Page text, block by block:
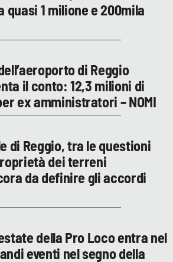
quasi 1 milione e 200mila
di Reggio
il conto: 12,3 milioni di
ex amministratori – NOMI
di Reggio, tra le questioni
dei terreni
da definire gli accordi
della Pro Loco entra nel
eventi nel segno della